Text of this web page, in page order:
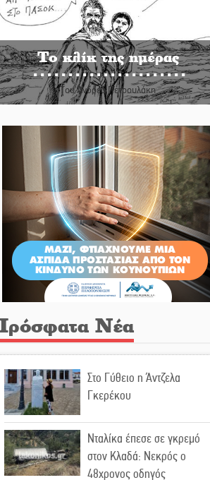
Το κλίκ της ημέρας
Του Ανδρέα Πετρουλάκη
Νέα
Στο Γύθειο η Άντζελα
Γκερέκου
Νταλίκα έπεσε σε γκρεμό
στον Κλαδά: Νεκρός ο
48χρονος οδηγός